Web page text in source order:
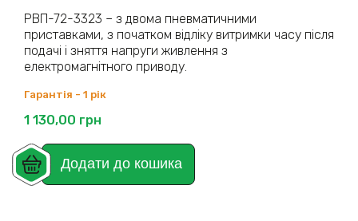
РВП-72-3323 – з двома пневматичними
приставками, з початком відліку витримки часу після
подачі і зняття напруги живлення з
електромагнітного приводу.
Гарантія - 1 рік
1 130,00 грн
Додати до кошика